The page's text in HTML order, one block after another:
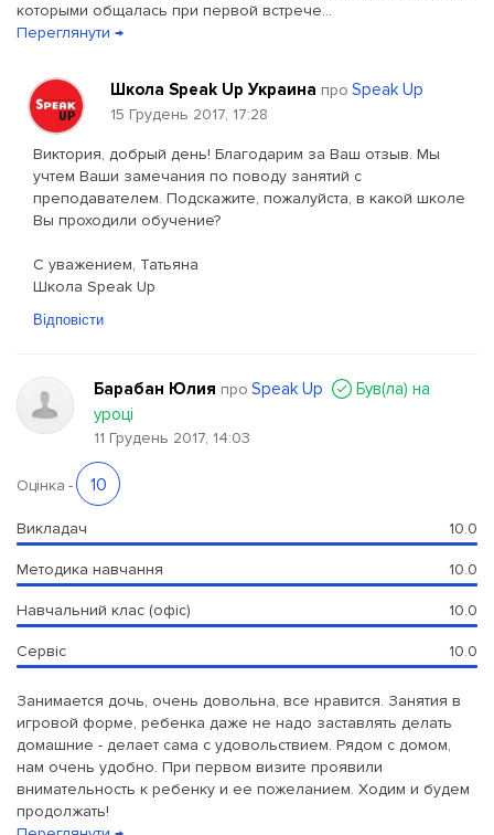
которыми общалась при первой встрече...
Переглянути →
Школа Speak Up Украина про Speak Up
15 Грудень 2017, 17:28
Виктория, добрый день! Благодарим за Ваш отзыв. Мы
учтем Ваши замечания по поводу занятий с
преподавателем. Подскажите, пожалуйста, в какой школе
Вы проходили обучение?
С уважением, Татьяна
Школа Speak Up
Відповісти
Барабан Юлия про Speak Up
Був(ла) на
уроці
11 Грудень 2017, 14:03
Оцінка - 10
Викладач 10.0
Методика навчання 10.0
Навчальний клас (офіс) 10.0
Сервіс 10.0
Занимается дочь, очень довольна, все нравится. Занятия в
игровой форме, ребенка даже не надо заставлять делать
домашние - делает сама с удовольствием. Рядом с домом,
нам очень удобно. При первом визите проявили
внимательность к ребенку и ее пожеланием. Ходим и будем
продолжать!